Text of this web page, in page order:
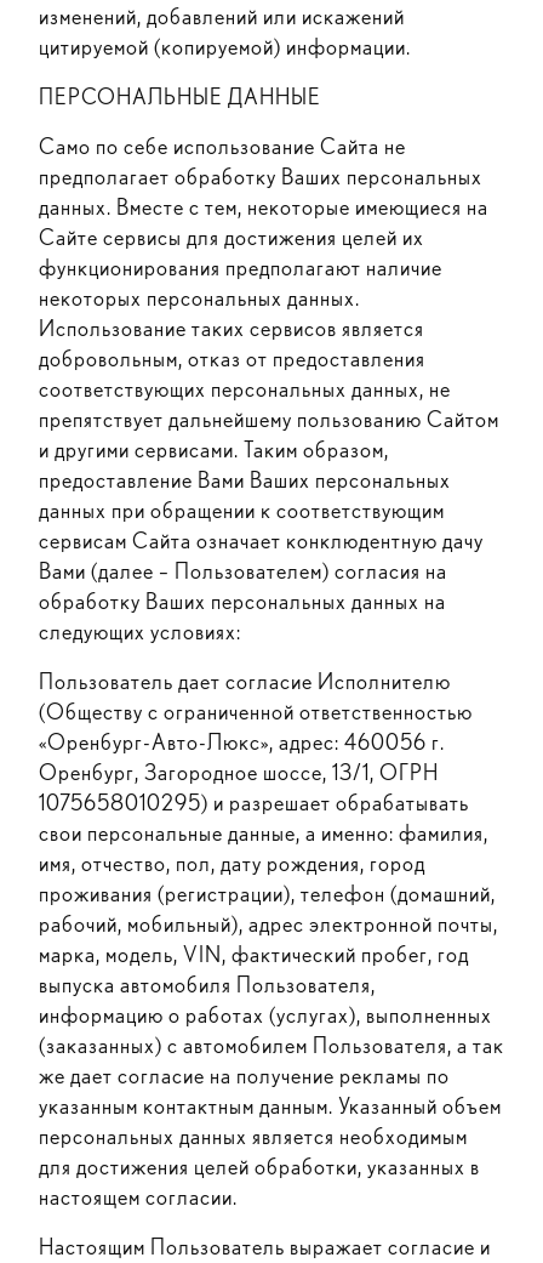
изменений, добавлений или искажений
цитируемой (копируемой) информации.
ПЕРСОНАЛЬНЫЕ ДАННЫЕ
Само по себе использование Сайта не
предполагает обработку Ваших персональных
данных. Вместе с тем, некоторые имеющиеся на
Сайте сервисы для достижения целей их
функционирования предполагают наличие
некоторых персональных данных.
Использование таких сервисов является
добровольным, отказ от предоставления
соответствующих персональных данных, не
препятствует дальнейшему пользованию Сайтом
и другими сервисами. Таким образом,
предоставление Вами Ваших персональных
данных при обращении к соответствующим
сервисам Сайта означает конклюдентную дачу
Вами (далее – Пользователем) согласия на
обработку Ваших персональных данных на
следующих условиях:
Пользователь дает согласие Исполнителю
(Обществу с ограниченной ответственностью
«Оренбург-Авто-Люкс», адрес: 460056 г.
Оренбург, Загородное шоссе, 13/1, ОГРН
1075658010295) и разрешает обрабатывать
свои персональные данные, а именно: фамилия,
имя, отчество, пол, дату рождения, город
проживания (регистрации), телефон (домашний,
рабочий, мобильный), адрес электронной почты,
марка, модель, VIN, фактический пробег, год
выпуска автомобиля Пользователя,
информацию о работах (услугах), выполненных
(заказанных) с автомобилем Пользователя, а так
же дает согласие на получение рекламы по
указанным контактным данным. Указанный объем
персональных данных является необходимым
для достижения целей обработки, указанных в
настоящем согласии.
Настоящим Пользователь выражает согласие и